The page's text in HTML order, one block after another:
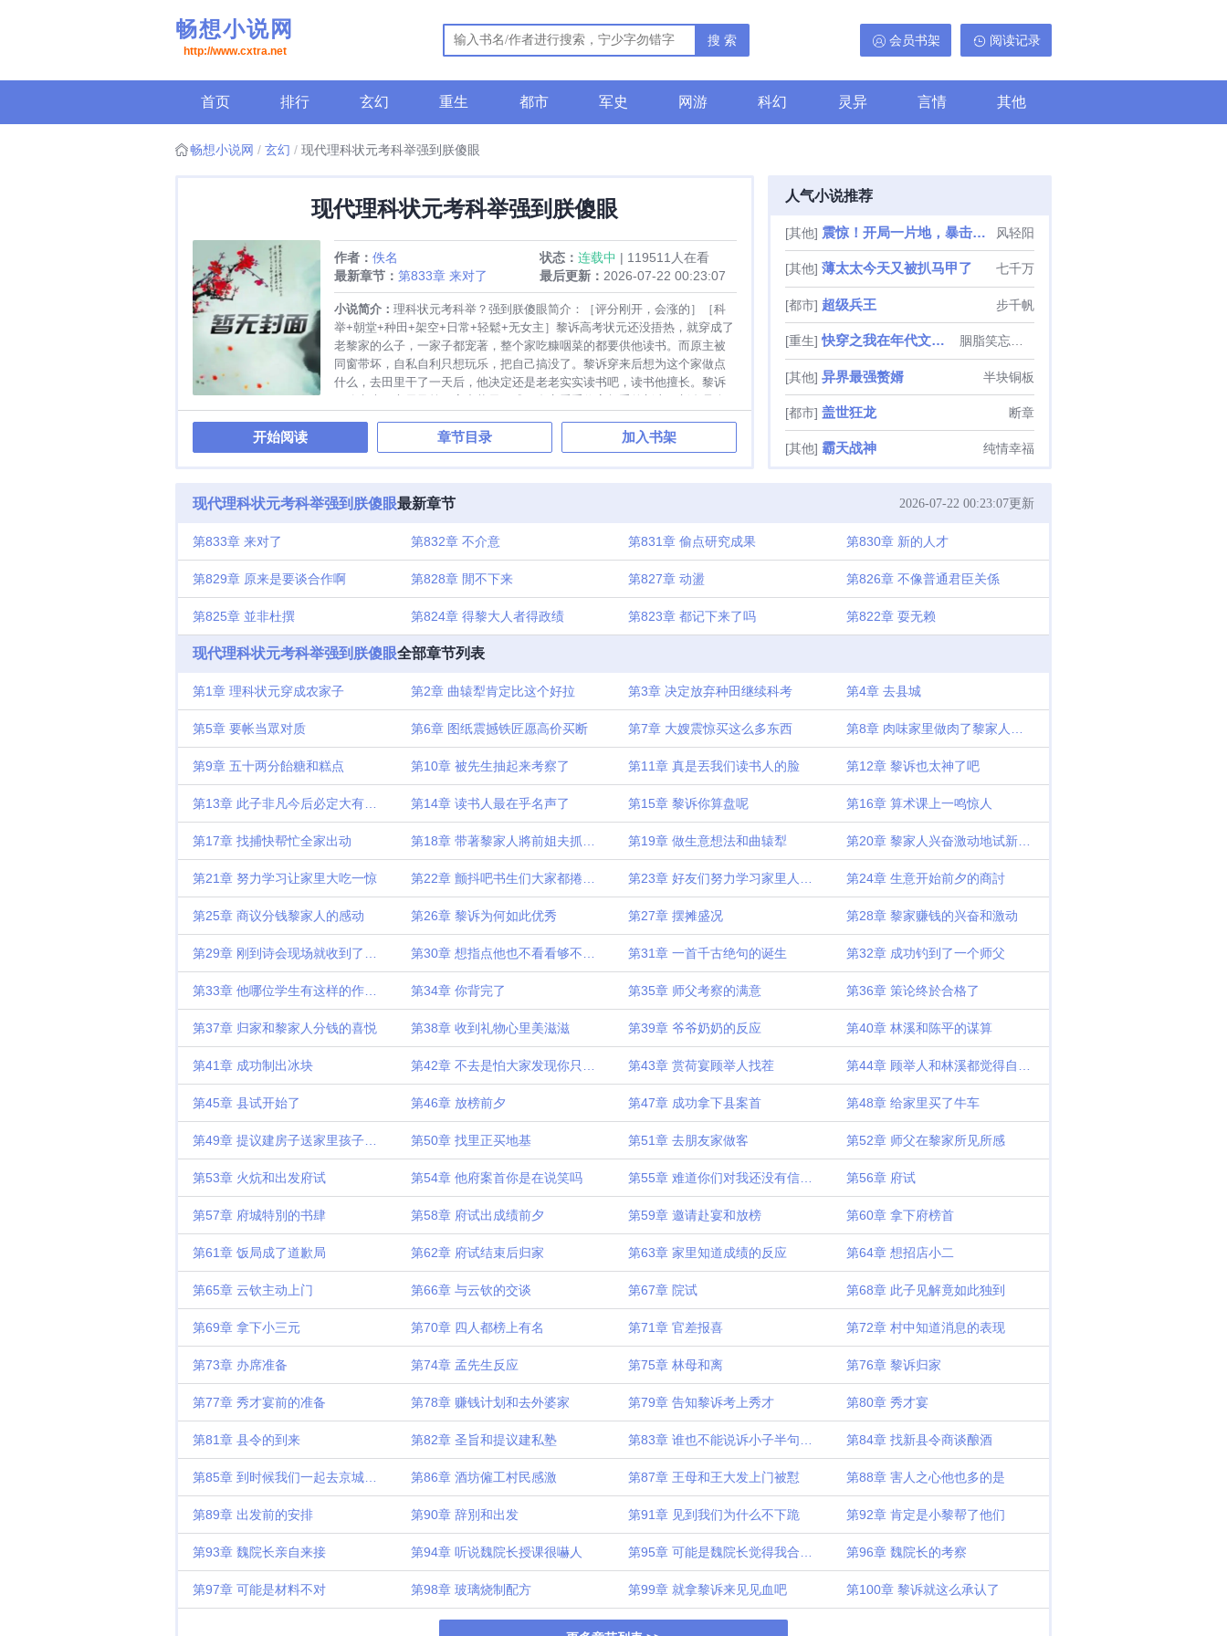
畅想小说网
http://www.cxtra.net
阅读记录
会员书架
搜 索
首页 排行 玄幻 重生 都市 军史 网游 科幻 灵异 言情 其他
畅想小说网 玄幻 现代理科状元考科举强到朕傻眼
现代理科状元考科举强到朕傻眼
作者： 佚名 状态：连载中 | 119511人在看
最新章节： 第833章 来对了 最后更新： 2026-07-22 00:23:07
小说简介： 理科状元考科举？强到朕傻眼简介：［评分刚开，会涨的］［科
举+朝堂+种田+架空+日常+轻鬆+无女主］黎诉高考状元还没捂热，就穿成了
老黎家的么子，一家子都宠著，整个家吃糠咽菜的都要供他读书。而原主被
同窗带坏，自私自利只想玩乐，把自己搞没了。黎诉穿来后想为这个家做点
什么，去田里干了一天后，他决定还是老老实实读书吧，读书他擅长。黎诉
想做出实业的，很是看中黎诉 理科状元考科举？强到朕傻眼
开始阅读 章节目录 加入书架
人气小说推荐
[其他] 震惊！开局一片地，暴击出奇迹 风轻阳
[其他] 薄太太今天又被扒马甲了 七千万
[都市] 超级兵王 步千帆
[重生] 快穿之我在年代文里抱大腿
[其他] 异界最强赘婿 半块铜板
[都市] 盖世狂龙 断章
[其他] 霸天战神 纯情幸福
现代理科状元考科举强到朕傻眼最新章节 2026-07-22 00:23:07更新
第833章 来对了 第832章 不介意 第831章 偷点研究成果 第830章 新的人才
第829章 原来是要谈合作啊 第828章 閒不下来 第827章 动盪 第826章 不像普通君臣关係
第825章 並非杜撰 第824章 得黎大人者得政绩 第823章 都记下来了吗 第822章 耍无赖
现代理科状元考科举强到朕傻眼全部章节列表
第1章 理科状元穿成农家子 第2章 曲辕犁肯定比这个好拉 第3章 决定放弃种田继续科考 第4章 去县城
第5章 要帐当眾对质 第6章 图纸震撼铁匠愿高价买断 第7章 大嫂震惊买这么多东西
第9章 五十两分飴糖和糕点 第10章 被先生抽起来考察了 第11章 真是丟我们读书人的脸 第12章 黎诉也太神了吧
第14章 读书人最在乎名声了 第15章 黎诉你算盘呢 第16章 算术课上一鸣惊人
第17章 找捕快帮忙全家出动 第19章 做生意想法和曲辕犁 第20章 黎家人兴奋激动地试新犁大为震撼
第21章 努力学习让家里大吃一惊 第24章 生意开始前夕的商討
第25章 商议分钱黎家人的感动 第26章 黎诉为何如此优秀 第27章 摆摊盛况 第28章 黎家赚钱的兴奋和激动
第31章 一首千古绝句的诞生 第32章 成功钓到了一个师父
第34章 你背完了 第35章 师父考察的满意 第36章 策论终於合格了
第37章 归家和黎家人分钱的喜悦 第38章 收到礼物心里美滋滋 第39章 爷爷奶奶的反应 第40章 林溪和陈平的谋算
第41章 成功制出冰块 第43章 赏荷宴顾举人找茬
第45章 县试开始了 第46章 放榜前夕 第47章 成功拿下县案首 第48章 给家里买了牛车
第50章 找里正买地基 第51章 去朋友家做客 第52章 师父在黎家所见所感
第53章 火炕和出发府试 第54章 他府案首你是在说笑吗 第56章 府试
第57章 府城特別的书肆 第58章 府试出成绩前夕 第59章 邀请赴宴和放榜 第60章 拿下府榜首
第61章 饭局成了道歉局 第62章 府试结束后归家 第63章 家里知道成绩的反应 第64章 想招店小二
第65章 云钦主动上门 第66章 与云钦的交谈 第67章 院试 第68章 此子见解竟如此独到
第69章 拿下小三元 第70章 四人都榜上有名 第71章 官差报喜 第72章 村中知道消息的表现
第73章 办席准备 第74章 孟先生反应 第75章 林母和离 第76章 黎诉归家
第77章 秀才宴前的准备 第78章 赚钱计划和去外婆家 第79章 告知黎诉考上秀才 第80章 秀才宴
第81章 县令的到来 第82章 圣旨和提议建私塾 第84章 找新县令商谈酿酒
第86章 酒坊僱工村民感激 第87章 王母和王大发上门被懟 第88章 害人之心他也多的是
第89章 出发前的安排 第90章 辞別和出发 第91章 见到我们为什么不下跪 第92章 肯定是小黎帮了他们
第93章 魏院长亲自来接 第94章 听说魏院长授课很嚇人 第96章 魏院长的考察
第97章 可能是材料不对 第98章 玻璃烧制配方 第99章 就拿黎诉来见见血吧 第100章 黎诉就这么承认了